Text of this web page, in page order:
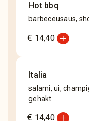
Hot bbq
barbeceusaus,
€ 14,40add_circle
Italia
salami, ui,
gehakt
€ 14,40